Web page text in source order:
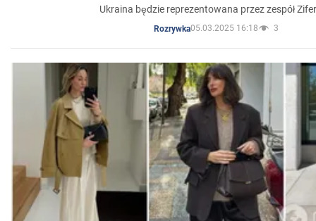
Ukraina będzie reprezentowana przez zespół
Rozrywka05.03.2025 16:18 3